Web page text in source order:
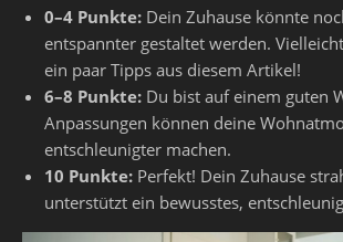
0–4 Punkte: Dein Zuhause könnte
entspannter gestaltet werden.
ein paar Tipps aus diesem Artikel!
6–8 Punkte: Du bist auf einem guten
Anpassungen können deine
entschleunigter machen.
10 Punkte: Perfekt! Dein Zuhause
unterstützt ein bewusstes,